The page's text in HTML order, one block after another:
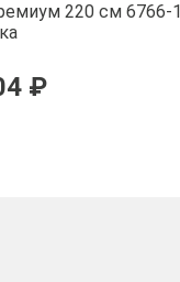
220 см 6766-1
₽